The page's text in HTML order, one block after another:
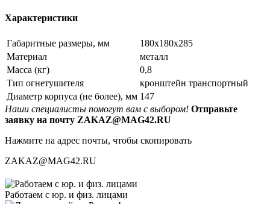
Характеристики
Габаритные размеры, мм
180х180х285
Материал
металл
Масса (кг)
0,8
Тип огнетушителя
кронштейн транспортный
Диаметр корпуса (не более), мм 147
Наши специалисты помогут вам с выбором! Отправьте
заявку на почту ZAKAZ@MAG42.RU
Нажмите на адрес почты, чтобы скопировать
ZAKAZ@MAG42.RU
Работаем с юр. и физ. лицами